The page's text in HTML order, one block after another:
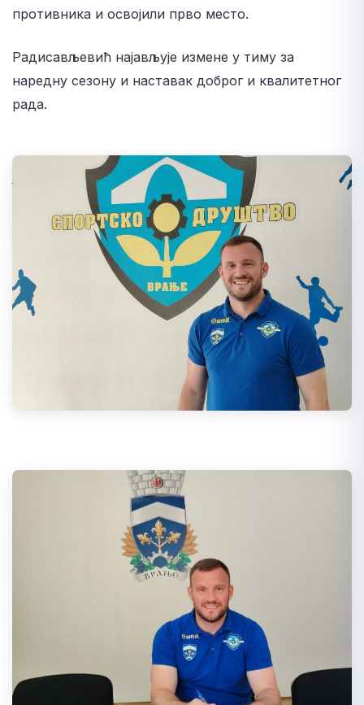
противника и освојили прво место.
Радисављевић најављује измене у тиму за
наредну сезону и наставак доброг и квалитетног
рада.